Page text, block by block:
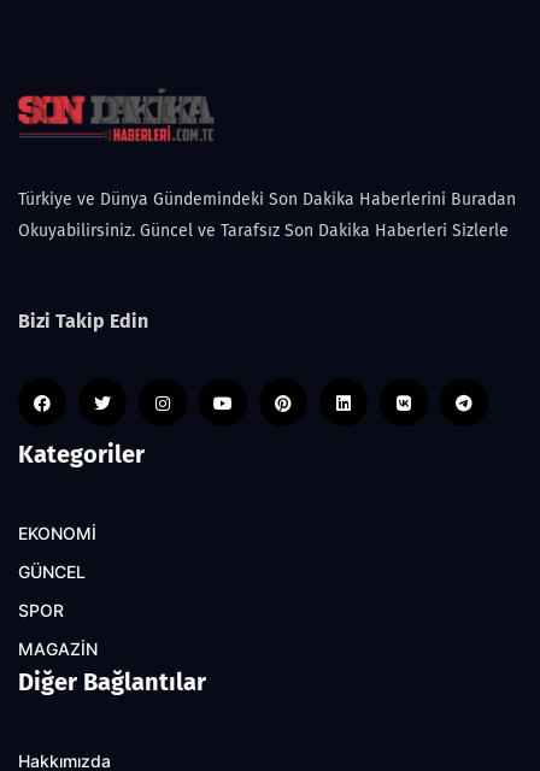
Türkiye ve Dünya Gündemindeki Son Dakika Haberlerini Buradan
Okuyabilirsiniz. Güncel ve Tarafsız Son Dakika Haberleri Sizlerle
Bizi Takip Edin
Kategoriler
EKONOMİ
GÜNCEL
SPOR
MAGAZİN
Diğer Bağlantılar
Hakkımızda